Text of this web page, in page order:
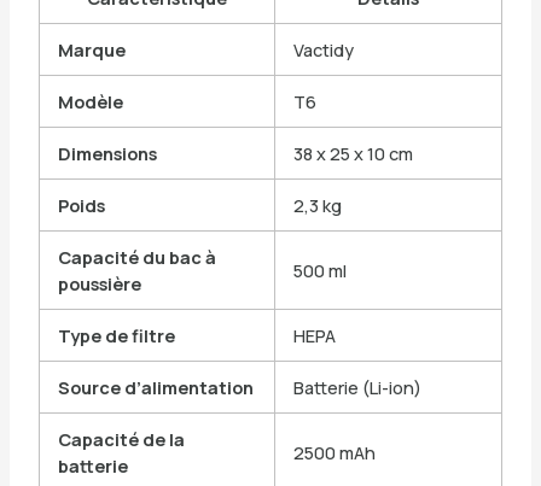
Marque Vactidy
Modèle T6
Dimensions 38 x 25 x 10 cm
Poids 2,3 kg
Capacité du bac à
poussière
500 ml
Type de filtre HEPA
Source d’alimentation Batterie (Li-ion)
Capacité de la
batterie
2500 mAh